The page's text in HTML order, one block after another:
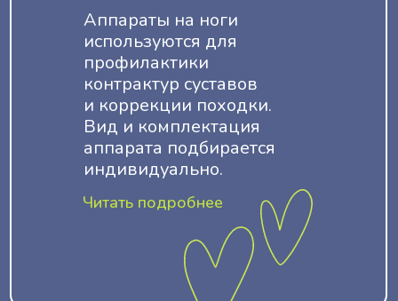
Аппараты на ноги
используются для
профилактики
контрактур суставов
и коррекции походки.
Вид и комплектация
аппарата подбирается
индивидуально.
Читать подробнее